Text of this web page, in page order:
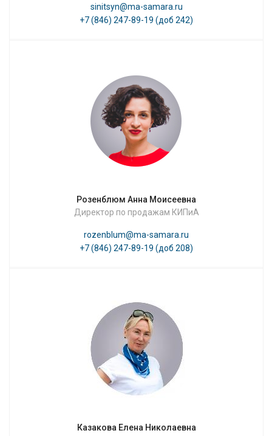
sinitsyn@ma-samara.ru
+7 (846) 247-89-19 (доб 242)
Розенблюм Анна Моисеевна
Директор по продажам КИПиА
rozenblum@ma-samara.ru
+7 (846) 247-89-19 (доб 208)
Казакова Елена Николаевна